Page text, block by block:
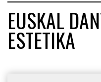
EUSKAL
ESTETIKA